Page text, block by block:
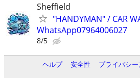
Sheffield
"HANDYMAN" / CAR
WhatsApp07964006027
8/5
ヘルプ 安全性 プライバシ